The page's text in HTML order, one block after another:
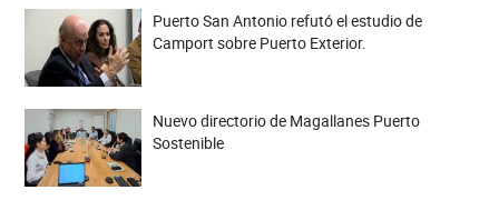
Puerto San Antonio refutó el estudio de
Camport sobre Puerto Exterior.
Nuevo directorio de Magallanes Puerto
Sostenible